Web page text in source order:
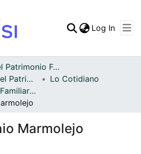
Statistics
Log In
Archivo del Patrimonio Fotográfico y Fílmico del Valle del Cauca
Fondo Archivo del Patrimonio Fotográfico y Fílmico del Valle del Cauca
Lo Cotidiano
APFFVC - Fotos Familiares - Patrimonial
Marmolejo